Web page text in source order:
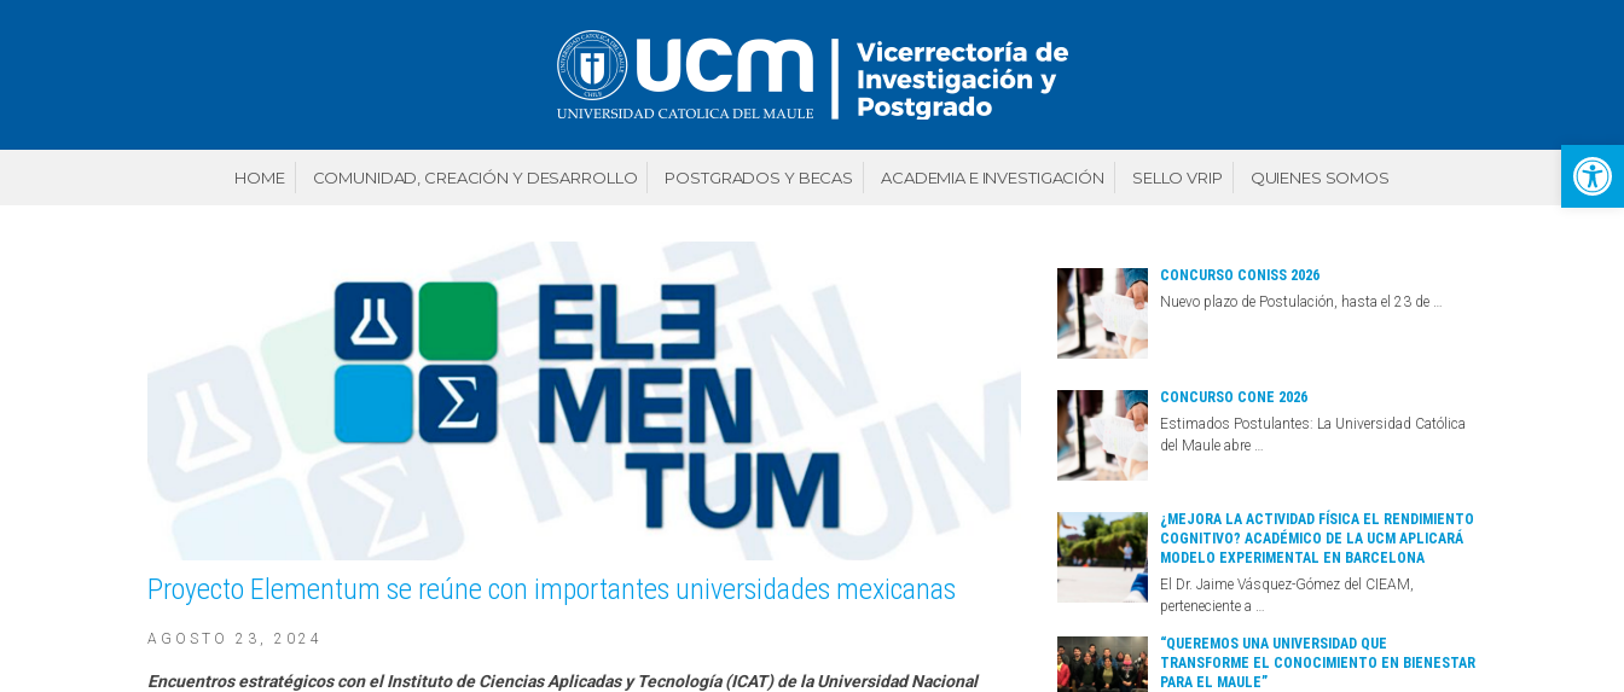
HOME COMUNIDAD, CREACIÓN Y DESARROLLO POSTGRADOS Y BECAS ACADEMIA E INVESTIGACIÓN SELLO VRIP QUIENES SOMOS
Proyecto Elementum se reúne con importantes universidades mexicanas
AGOSTO 23, 2024
Encuentros estratégicos con el Instituto de Ciencias Aplicadas y Tecnología (ICAT) de la Universidad Nacional
CONCURSO CONISS 2026
Nuevo plazo de Postulación, hasta el 23 de …
CONCURSO CONE 2026
Estimados Postulantes: La Universidad Católica
del Maule abre …
¿MEJORA LA ACTIVIDAD FÍSICA EL RENDIMIENTO
COGNITIVO? ACADÉMICO DE LA UCM APLICARÁ
MODELO EXPERIMENTAL EN BARCELONA
El Dr. Jaime Vásquez-Gómez del CIEAM,
perteneciente a …
“QUEREMOS UNA UNIVERSIDAD QUE
TRANSFORME EL CONOCIMIENTO EN BIENESTAR
PARA EL MAULE”